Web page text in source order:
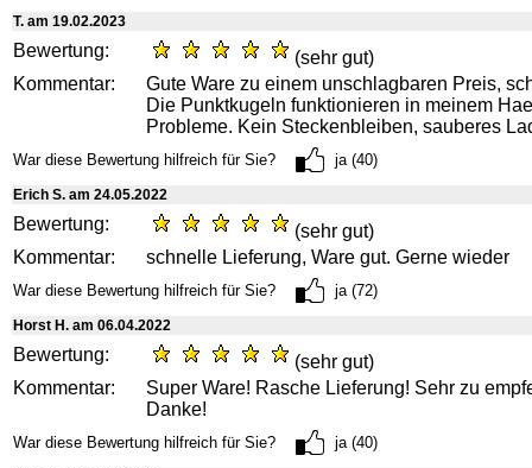
T. am 19.02.2023
Bewertung:
(sehr gut)
Kommentar:
Gute Ware zu einem unschlagbaren Preis,
Die Punktkugeln funktionieren in meinem
Probleme. Kein Steckenbleiben, sauberes
War diese Bewertung hilfreich für Sie? ja (40)
Erich S. am 24.05.2022
Bewertung:
(sehr gut)
Kommentar:
schnelle Lieferung, Ware gut. Gerne wieder
War diese Bewertung hilfreich für Sie? ja (72)
Horst H. am 06.04.2022
Bewertung:
(sehr gut)
Kommentar:
Super Ware! Rasche Lieferung! Sehr zu
Danke!
War diese Bewertung hilfreich für Sie? ja (40)